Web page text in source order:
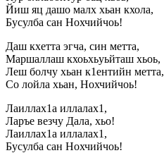
Йиш яц дашо малх хьан кхола,
Бусулба сан Нохчийчоь!
Даш кхетта эгча, син метта,
Маршаллаш кхоьхьуьйташ хьоь,
Леш болчу хьан к1ентийн метта,
Со лойла хьан, Нохчийчоь!
Лаиллах1а иллалах1,
Ларъе везчу Дала, хьо!
Лаиллах1а иллалах1,
Бусулба сан Нохчийчоь!